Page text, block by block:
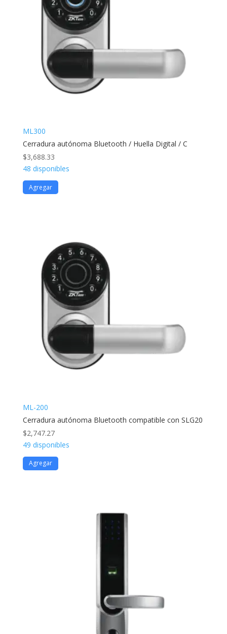
ML300
Cerradura autónoma Bluetooth / Huella Digital / C
$3,688.33
48 disponibles
Agregar
ML-200
Cerradura autónoma Bluetooth compatible con SLG20
$2,747.27
49 disponibles
Agregar